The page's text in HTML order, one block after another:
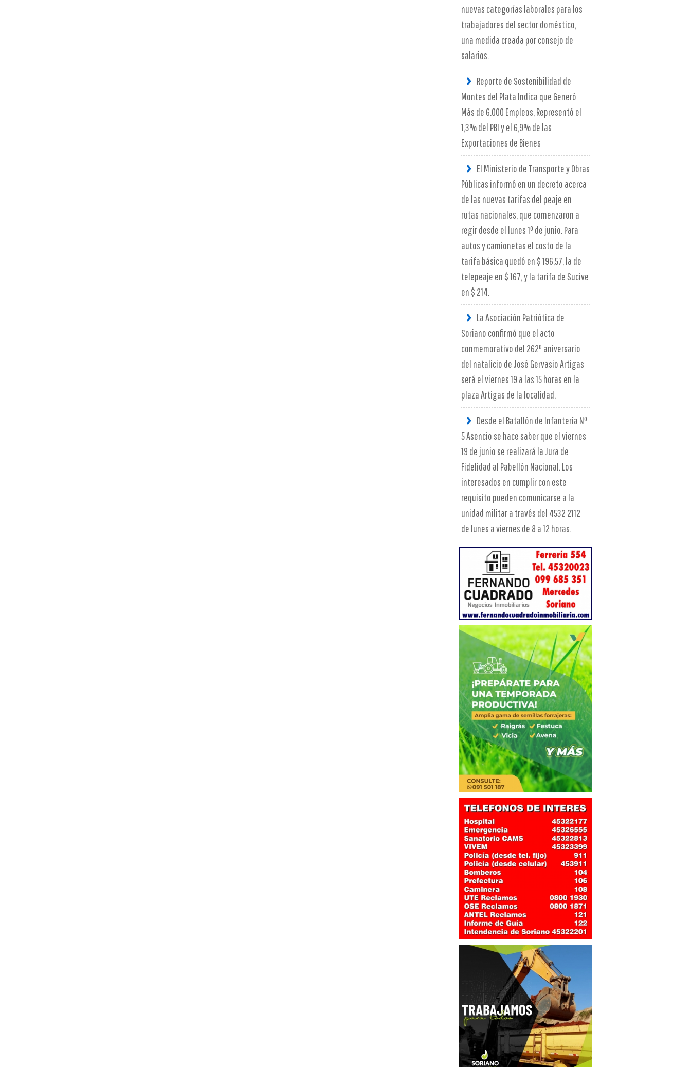
nuevas categorías laborales para los
trabajadores del sector doméstico,
una medida creada por consejo de
salarios.
Reporte de Sostenibilidad de
Montes del Plata Indica que Generó
Más de 6.000 Empleos, Representó el
1,3% del PBI y el 6,9% de las
Exportaciones de Bienes
El Ministerio de Transporte y Obras
Públicas informó en un decreto acerca
de las nuevas tarifas del peaje en
rutas nacionales, que comenzaron a
regir desde el lunes 1º de junio. Para
autos y camionetas el costo de la
tarifa básica quedó en $ 196,57, la de
telepeaje en $ 167, y la tarifa de Sucive
en $ 214.
La Asociación Patriótica de
Soriano confirmó que el acto
conmemorativo del 262º aniversario
del natalicio de José Gervasio Artigas
será el viernes 19 a las 15 horas en la
plaza Artigas de la localidad.
Desde el Batallón de Infantería Nº
5 Asencio se hace saber que el viernes
19 de junio se realizará la Jura de
Fidelidad al Pabellón Nacional. Los
interesados en cumplir con este
requisito pueden comunicarse a la
unidad militar a través del 4532 2112
de lunes a viernes de 8 a 12 horas.